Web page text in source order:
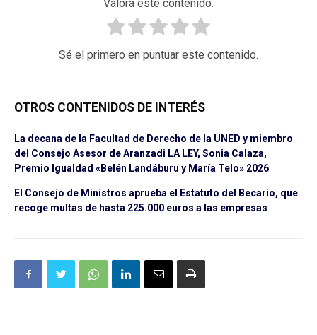
Valora este contenido.
Sé el primero en puntuar este contenido.
OTROS CONTENIDOS DE INTERÉS
La decana de la Facultad de Derecho de la UNED y miembro
del Consejo Asesor de Aranzadi LA LEY, Sonia Calaza,
Premio Igualdad «Belén Landáburu y María Telo» 2026
El Consejo de Ministros aprueba el Estatuto del Becario, que
recoge multas de hasta 225.000 euros a las empresas